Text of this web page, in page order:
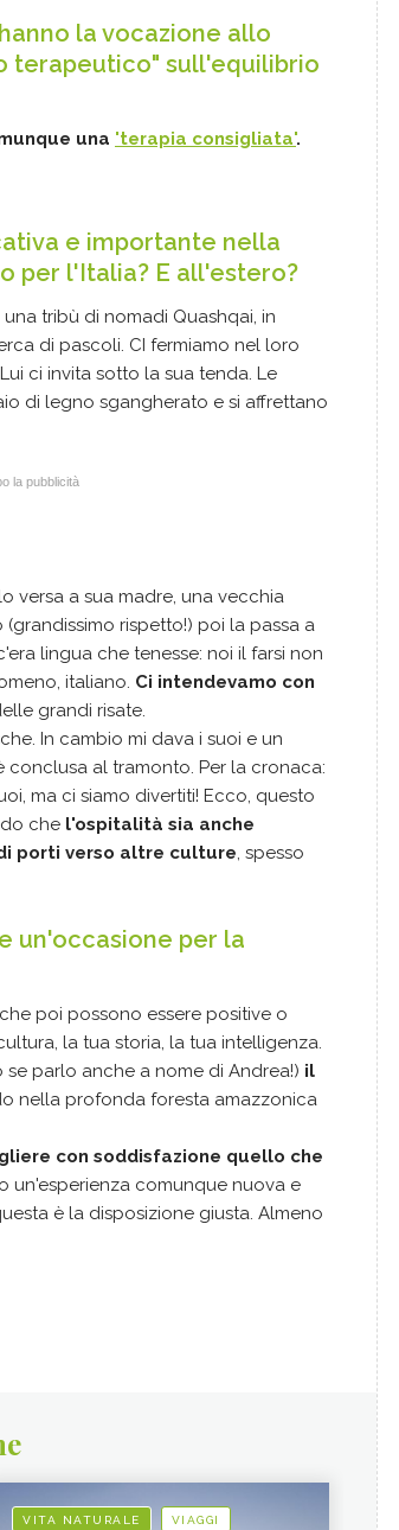
la vocazione allo
terapeutico" sull'equilibrio
una 'terapia consigliata'.
e importante nella
per l'Italia? E all'estero?
tribù di nomadi Quashqai, in
di pascoli. CI fermiamo nel loro
ci invita sotto la sua tenda. Le
di legno sgangherato e si affrettano
la pubblicità
versa a sua madre, una vecchia
rispetto!) poi la passa a
lingua che tenesse: noi il farsi non
italiano. Ci intendevamo con
grandi risate.
In cambio mi dava i suoi e un
al tramonto. Per la cronaca:
ma ci siamo divertiti! Ecco, questo
che l'ospitalità sia anche
porti verso altre culture, spesso
un'occasione per la
poi possono essere positive o
la tua storia, la tua intelligenza.
parlo anche a nome di Andrea!) il
nella profonda foresta amazzonica
con soddisfazione quello che
un'esperienza comunque nuova e
è la disposizione giusta. Almeno
VITA NATURALE VIAGGI